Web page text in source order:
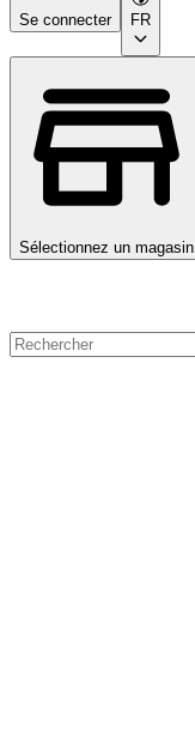
Se connecter FR
Sélectionnez un magasin